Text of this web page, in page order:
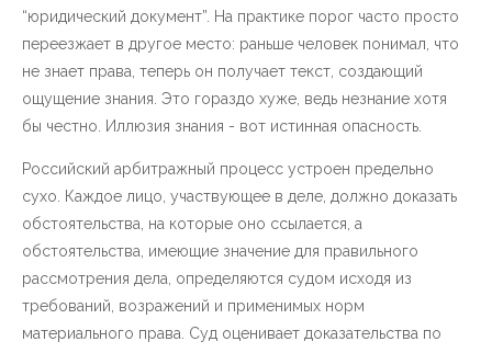
“юридический документ”. На практике порог часто просто
переезжает в другое место: раньше человек понимал, что
не знает права, теперь он получает текст, создающий
ощущение знания. Это гораздо хуже, ведь незнание хотя
бы честно. Иллюзия знания - вот истинная опасность.
Российский арбитражный процесс устроен предельно
сухо. Каждое лицо, участвующее в деле, должно доказать
обстоятельства, на которые оно ссылается, а
обстоятельства, имеющие значение для правильного
рассмотрения дела, определяются судом исходя из
требований, возражений и применимых норм
материального права. Суд оценивает доказательства по